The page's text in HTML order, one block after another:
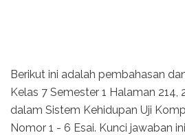
Berikut ini adalah pembahasan
Kelas 7 Semester 1 Halaman 214,
dalam Sistem Kehidupan Uji
Nomor 1 - 6 Esai. Kunci jawaban